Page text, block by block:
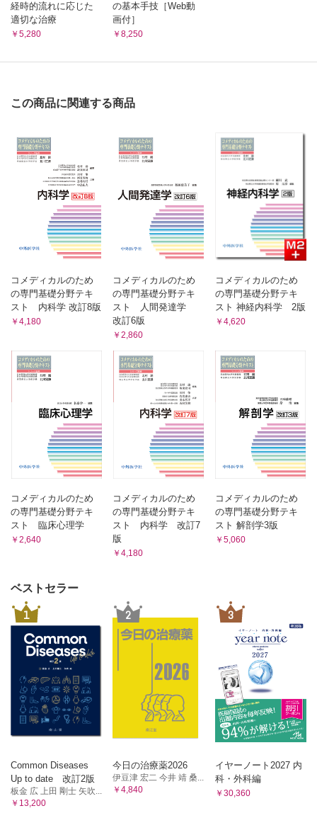
11 脂質の代謝異常
A 脂質異常症と動脈硬化 B リピドーシス
[臨床栄養への入門] 肥満症
1 タンパク質の分解とアミノ酸プール
2 アミノ酸の炭素骨格の代謝
A アミノ基転移反応 B 酸化的脱アミノ反応（アンモニア生成） C
オルニチン回路（尿素生成）
4 アミノ酸から合成される生体物質
A アミノ酸の脱炭酸反応（モノアミン生成） B その他のアミノ酸か
らの生体物質 C メチル基供与体としてのメチオニン D 非必須（可
欠）アミノ酸の合成 E 特殊なアミノ酸の合成 F 異なる臓器間で血中
を介したアミノ酸代謝
5 アミノ酸の代謝異常
A 先天性疾患 B 尿細管の異常
[臨床栄養への入門] 肝不全と分枝アミノ酸製剤
第12章 生体エネルギー学【薗田 勝】
1 高エネルギーリン酸化合物
同化
2 生体酸化
A 酸化還元酵素（オキシドレダクターゼ） B 活性酸素
3 呼吸鎖と酸化的リン酸化
A 呼吸鎖 B ATP合成酵素 C 化学浸透圧説と脱共役タンパク質
[臨床栄養への入門] エネルギー不足とケトン体─ATPは貯蔵できない
第13章 中間代謝の概要【木元幸一】
1 糖質代謝と脂質代謝の相互関係
A クエン酸回路（TCA回路） B 糖質と脂質の異化経路 C 同化経路
における糖質と脂質 D フルクトースの代謝 E ホルモンによる調節
2 糖質代謝とアミノ酸代謝
A アミノ酸の異化経路と同化経路 B 尿素回路とクエン酸回路 C 分
枝（分岐鎖）アミノ酸 D グルコース-アラニン回路 E コリ回路 F
臓器間の代謝 G アミノ酸代謝のまとめ
[臨床栄養への入門] より深く理解すること
第14章 核酸の代謝【村上昌弘】
A イノシン一リン酸（IMP）の生合成 B イノシン一リン酸（IMP）
からATP、GTPの生合成 C サルベージ回路（プリン塩基の再利用）
2 ピリミジンヌクレオチドの生合成
A ウリジン一リン酸（UMP）の生合成経路 B ウリジン一リン酸
（UMP）からUTP、CTPの生合成
3 デオキシリボヌクレオチドの生合成
A プリンヌクレオチドの分解 B ピリミジンヌクレオチドの分解
（痛風）
第15章 遺伝子発現とその制御【日比野康英、神内伸也】
1 生命の基本原理
A 遺伝情報と細胞周期 B セントラルドグマ C ゲノム
2 核酸の合成
A DNAの合成（複製） B RNAの合成（転写） C 転写単位 D
RNAのプロセシング
3 タンパク質合成
A タンパク質の合成（翻訳） B 遺伝暗号 C アミノアシルtRNA D
ポリペプチド鎖合成反応（真核生物） E ポリペプチド鎖から機能タン
パク質への変換 F タンパク質の分解系
4 遺伝子発現の調節
での調節
5 DNAの損傷と修復
A 変異原と突然変異 B DNA損傷の種類と修復機構
6 遺伝子病
2 ミネラルの生理的意義
3 多量ミネラル
A ナトリウム（Na） B カリウム（K） C 塩素（クロー
F リン（P） G 硫黄（S）
（Mn） E ヨウ素（I） F セレン（Se） G クロム
第9章 糖質の代謝【日比野康英、神内伸也】
1 糖質代謝の概要
2 糖質の消化と吸収
A 糖質の消化 B 細胞内への単糖の輸送
3 糖質代謝の主要な3経路
A 解糖系とクエン酸回路 B ペントースリン酸回路 C
UDP-グルコースを経由する経路（グリコーゲン合成とグル
クロン酸経路）
A 解糖系の反応 B 解糖系の反応を調節するステップ C 解
糖系でのATP生成 D グルコース以外の単糖の利用 E 解糖
系からクエン酸回路への導入
5 クエン酸回路の全体像
搬 C クエン酸回路の効率的利用
6 グルコースの完全酸化
A 還元当量の輸送 B ATP生成の収支
7 グリコーゲンの合成と分解
A グリコーゲンの合成 B グリコーゲンの分解
8 糖新生
A 糖新生の反応経路 B 糖新生の材料 C 糖新生のための
ATP消費
9 糖の相互変換経路
A ペントースリン酸回路（五炭糖リン酸回路） B グルクロ
ン酸経路
10 血糖値の調節
A グリコーゲンの合成と分解による調節 B 解糖系と糖新生
系による調節 C インスリンの作用 D グルカゴン、アドレ
A 糖尿病 B 糖質代謝にかかわる先天性代謝異常
[臨床栄養への入門] 解糖系と医療
第10章 脂質の代謝【島﨑弘幸】
1 脂質代謝の概要
2 脂肪酸の生合成
3 脂肪酸の酸化
4 ケトン体の生成
5 不飽和脂肪酸の代謝
6 エイコサノイドの代謝
7 トリアシルグリセロールとリン脂質の代謝
8 脂質の輸送と蓄積
A リポタンパク質の基本構造 B 脂質の体内輸送 C 脂質の
蓄積（脂肪組織）
経時的流れに応じた
適切な治療
￥5,280
の基本手技［Web動
画付］
￥8,250
この商品に関連する商品
コメディカルのため
の専門基礎分野テキ
スト 内科学 改訂8版
￥4,180
コメディカルのため
の専門基礎分野テキ
スト 人間発達学
改訂6版
￥2,860
コメディカルのため
の専門基礎分野テキ
スト 神経内科学 2版
￥4,620
コメディカルのため
の専門基礎分野テキ
スト 臨床心理学
￥2,640
コメディカルのため
の専門基礎分野テキ
スト 内科学 改訂7
版
￥4,180
コメディカルのため
の専門基礎分野テキ
スト 解剖学3版
￥5,060
ベストセラー
1
Common Diseases
Up to date 改訂2版
板金 広 上田 剛士 矢吹...
￥13,200
2
今日の治療薬2026
伊豆津 宏二 今井 靖 桑...
￥4,840
3
イヤーノート2027 内
科・外科編
￥30,360